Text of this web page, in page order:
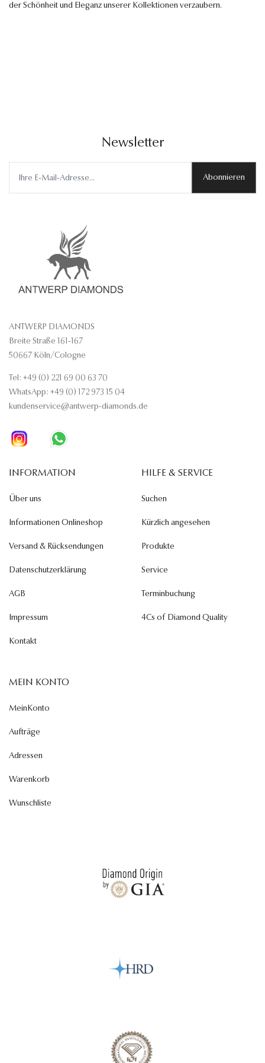
der Schönheit und Eleganz unserer Kollektionen verzaubern.
Newsletter
Abonnieren
ANTWERP DIAMONDS
Breite Straße 161-167
50667 Köln/Cologne
Tel: +49 (0) 221 69 00 63 70
WhatsApp: +49 (0) 172 973 15 04
kundenservice@antwerp-diamonds.de
INFORMATION
Über uns
Informationen Onlineshop
Versand & Rücksendungen
Datenschutzerklärung
AGB
Impressum
Kontakt
HILFE & SERVICE
Suchen
Kürzlich angesehen
Produkte
Service
Terminbuchung
4Cs of Diamond Quality
MEIN KONTO
MeinKonto
Aufträge
Adressen
Warenkorb
Wunschliste